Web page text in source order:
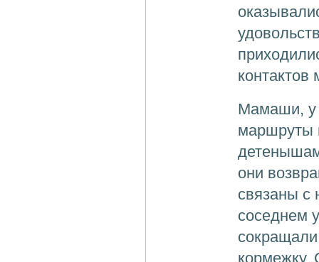
Мамаши, у
маршруты
они
связаны с
соседнем
кормежку.